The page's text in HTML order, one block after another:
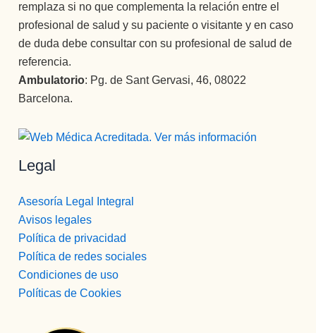
remplaza si no que complementa la relación entre el
profesional de salud y su paciente o visitante y en caso
de duda debe consultar con su profesional de salud de
referencia.
Ambulatorio: Pg. de Sant Gervasi, 46, 08022
Barcelona.
Legal
Asesoría Legal Integral
Avisos legales
Política de privacidad
Política de redes sociales
Condiciones de uso
Políticas de Cookies